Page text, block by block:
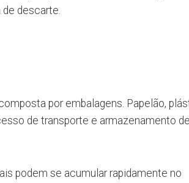
descarte.
por embalagens. Papelão,
de transporte e armazenamento de
podem se acumular rapidamente no